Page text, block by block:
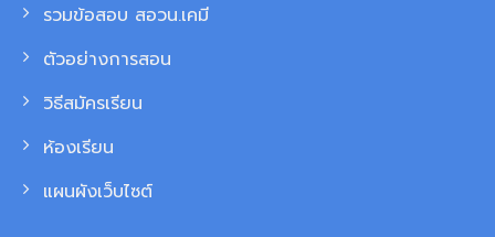
รวมข้อสอบ สอวน.เคมี
ตัวอย่างการสอน
วิธีสมัครเรียน
ห้องเรียน
แผนผังเว็บไซต์